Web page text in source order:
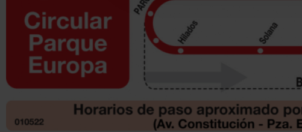
para mantener activa esta página
navegación aceptando la
el seguimiento y análisis de tu
mostrarte publicidad y contenido
en cuyo caso no
funcionamiento del sitio web. En la